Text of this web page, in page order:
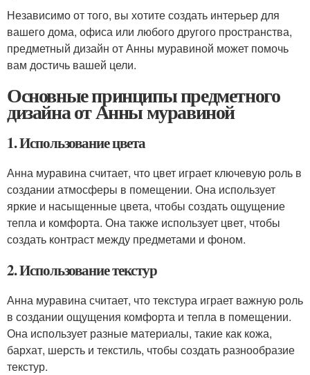
Независимо от того, вы хотите создать интерьер для
вашего дома, офиса или любого другого пространства,
предметный дизайн от Анны муравиной может помочь
вам достичь вашей цели.
Основные принципы предметного
дизайна от Анны муравиной
1. Использование цвета
Анна муравина считает, что цвет играет ключевую роль в
создании атмосферы в помещении. Она использует
яркие и насыщенные цвета, чтобы создать ощущение
тепла и комфорта. Она также использует цвет, чтобы
создать контраст между предметами и фоном.
2. Использование текстур
Анна муравина считает, что текстура играет важную роль
в создании ощущения комфорта и тепла в помещении.
Она использует разные материалы, такие как кожа,
бархат, шерсть и текстиль, чтобы создать разнообразие
текстур.